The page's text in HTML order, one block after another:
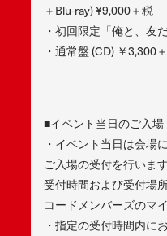
＋Blu-ray) ¥9,000＋税
・初回限定「俺と、友
・通常盤 (CD) ￥3,300
■イベント当日のご入
・イベント当日は会場
ご入場の受付を行います
受付時間および受付場
コードメンバーズのマ
・指定の受付時間内に